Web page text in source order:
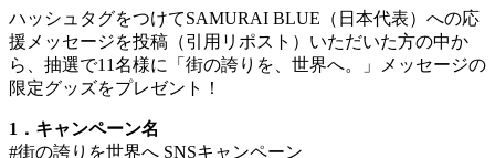
ハッシュタグをつけてSAMURAI BLUE（日本代表）への応
援メッセージを投稿（引用リポスト）いただいた方の中か
ら、抽選で11名様に「街の誇りを、世界へ。」メッセージの
限定グッズをプレゼント！
1．キャンペーン名
#街の誇りを世界へ SNSキャンペーン